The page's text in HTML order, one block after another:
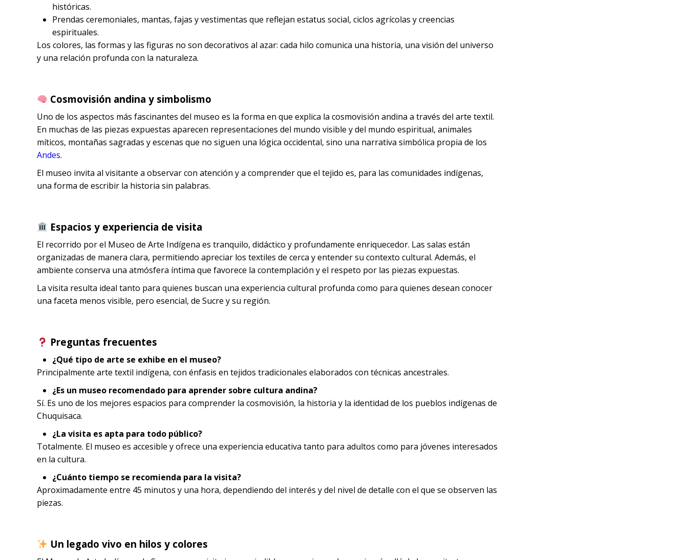
históricas.
Prendas ceremoniales, mantas, fajas y vestimentas que reflejan estatus social, ciclos agrícolas y creencias
espirituales.
Los colores, las formas y las figuras no son decorativos al azar: cada hilo comunica una historia, una visión del universo
y una relación profunda con la naturaleza.
Cosmovisión andina y simbolismo
Uno de los aspectos más fascinantes del museo es la forma en que explica la cosmovisión andina a través del arte textil.
En muchas de las piezas expuestas aparecen representaciones del mundo visible y del mundo espiritual, animales
míticos, montañas sagradas y escenas que no siguen una lógica occidental, sino una narrativa simbólica propia de los
Andes.
El museo invita al visitante a observar con atención y a comprender que el tejido es, para las comunidades indígenas,
una forma de escribir la historia sin palabras.
Espacios y experiencia de visita
El recorrido por el Museo de Arte Indígena es tranquilo, didáctico y profundamente enriquecedor. Las salas están
organizadas de manera clara, permitiendo apreciar los textiles de cerca y entender su contexto cultural. Además, el
ambiente conserva una atmósfera íntima que favorece la contemplación y el respeto por las piezas expuestas.
La visita resulta ideal tanto para quienes buscan una experiencia cultural profunda como para quienes desean conocer
una faceta menos visible, pero esencial, de Sucre y su región.
Preguntas frecuentes
¿Qué tipo de arte se exhibe en el museo?
Principalmente arte textil indígena, con énfasis en tejidos tradicionales elaborados con técnicas ancestrales.
¿Es un museo recomendado para aprender sobre cultura andina?
Sí. Es uno de los mejores espacios para comprender la cosmovisión, la historia y la identidad de los pueblos indígenas de
Chuquisaca.
¿La visita es apta para todo público?
Totalmente. El museo es accesible y ofrece una experiencia educativa tanto para adultos como para jóvenes interesados
en la cultura.
¿Cuánto tiempo se recomienda para la visita?
Aproximadamente entre 45 minutos y una hora, dependiendo del interés y del nivel de detalle con el que se observen las
piezas.
Un legado vivo en hilos y colores